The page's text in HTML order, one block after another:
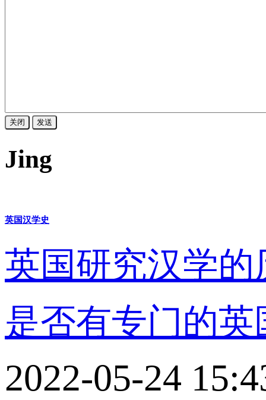
关闭 发送
Jing
英国汉学史
英国研究汉学
是否有专门的
2022-05-24